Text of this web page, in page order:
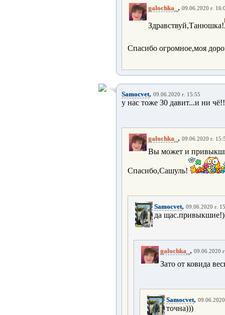
galochka_ , 09.06.2020 г.
Здравствуй,Танюшка!
Спасибо огромное,моя
Samocvet, 09.06.2020 г. 15:55
у нас тоже 30 давит...и ни
galochka_ , 09.06.2020 г.
Вы может и
Спасибо,Сашуль!
Samocvet, 09.06.2020 г.
да
galochka_ , 09.06.2020
Зато от ковида
Samocvet,
точна)))